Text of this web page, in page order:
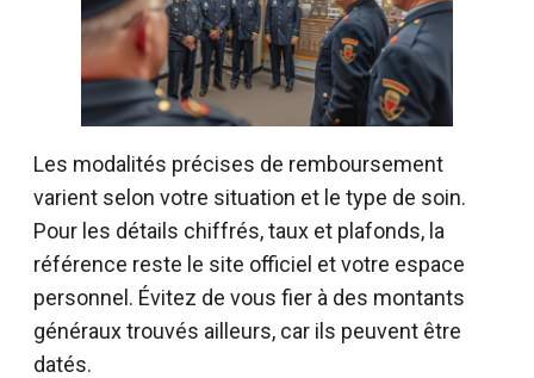
Les modalités précises de remboursement
varient selon votre situation et le type de soin.
Pour les détails chiffrés, taux et plafonds, la
référence reste le site officiel et votre espace
personnel. Évitez de vous fier à des montants
généraux trouvés ailleurs, car ils peuvent être
datés.